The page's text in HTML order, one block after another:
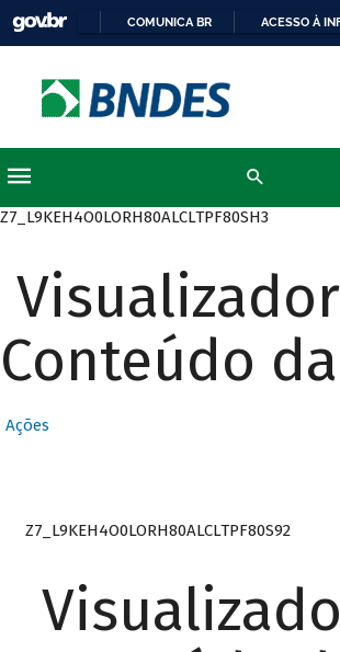
COMUNICA BR ACESSO À
Z7_L9KEH4O0LORH80ALCLTPF80SH3
Conteúdo
Ações
Z7_L9KEH4O0LORH80ALCLTPF80S92